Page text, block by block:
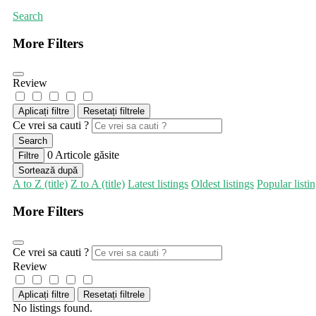
Search
More Filters
Review
Aplicați filtre Resetați filtrele
Ce vrei sa cauti ?
Search
Filtre
0 Articole găsite
Sortează după
A to Z (title) Z to A (title) Latest listings Oldest listings Popular
More Filters
Ce vrei sa cauti ?
Review
Aplicați filtre Resetați filtrele
No listings found.